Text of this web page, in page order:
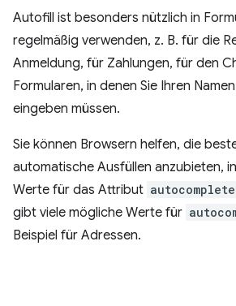
Autofill ist besonders nützlich in
regelmäßig verwenden, z. B. für die
Anmeldung, für Zahlungen, für den
Formularen, in denen Sie Ihren
eingeben müssen.
Sie können Browsern helfen, die
automatische Ausfüllen anzubieten,
Werte für das Attribut autocomplete
gibt viele mögliche Werte für
Beispiel für Adressen.